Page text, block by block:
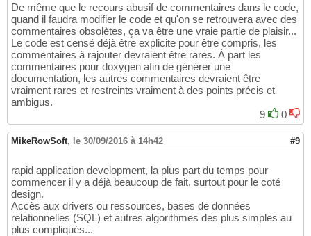
De même que le recours abusif de commentaires dans le code,
quand il faudra modifier le code et qu'on se retrouvera avec des
commentaires obsolètes, ça va être une vraie partie de plaisir...
Le code est censé déjà être explicite pour être compris, les
commentaires à rajouter devraient être rares. À part les
commentaires pour doxygen afin de générer une
documentation, les autres commentaires devraient être
vraiment rares et restreints vraiment à des points précis et
ambigus.
9
0
MikeRowSoft, le 30/09/2016 à 14h42 #9
rapid application development, la plus part du temps pour
commencer il y a déjà beaucoup de fait, surtout pour le coté
design.
Accès aux drivers ou ressources, bases de données
relationnelles (SQL) et autres algorithmes des plus simples au
plus compliqués...